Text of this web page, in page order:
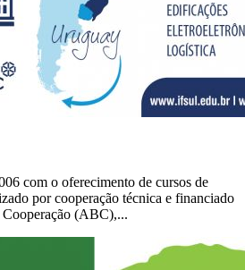
com o oferecimento de cursos de
por cooperação técnica e financiado
(ABC),...